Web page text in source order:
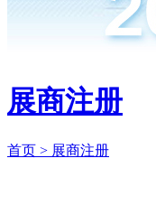
展商注册
首页 > 展商注册